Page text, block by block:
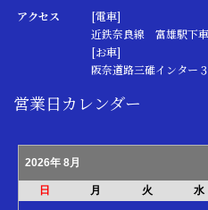
アクセス
[電車]
近鉄奈良線 富雄駅下
[お車]
阪奈道路三碓インター
営業日カレンダー
2026年 8月
日 月 火 水